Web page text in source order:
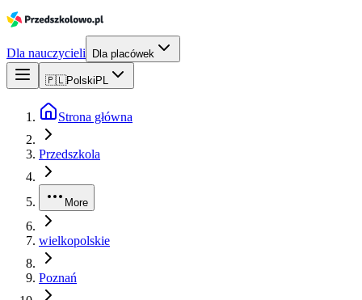
Dla nauczycieli Dla placówek
🇵🇱Polski PL
Strona główna
Przedszkola
More
wielkopolskie
Poznań